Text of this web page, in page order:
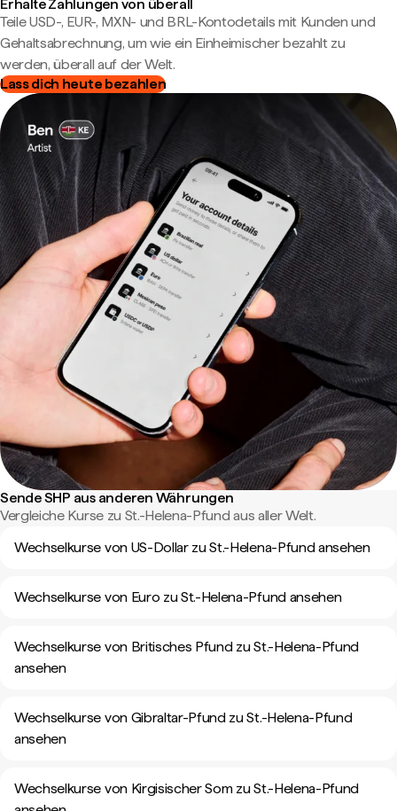
Erhalte Zahlungen von überall
Teile USD-, EUR-, MXN- und BRL-Kontodetails mit Kunden und
Gehaltsabrechnung, um wie ein Einheimischer bezahlt zu
werden, überall auf der Welt.
Lass dich heute bezahlen
Sende SHP aus anderen Währungen
Vergleiche Kurse zu St.-Helena-Pfund aus aller Welt.
Wechselkurse von US-Dollar zu St.-Helena-Pfund ansehen
Wechselkurse von Euro zu St.-Helena-Pfund ansehen
Wechselkurse von Britisches Pfund zu St.-Helena-Pfund
ansehen
Wechselkurse von Gibraltar-Pfund zu St.-Helena-Pfund
ansehen
Wechselkurse von Kirgisischer Som zu St.-Helena-Pfund